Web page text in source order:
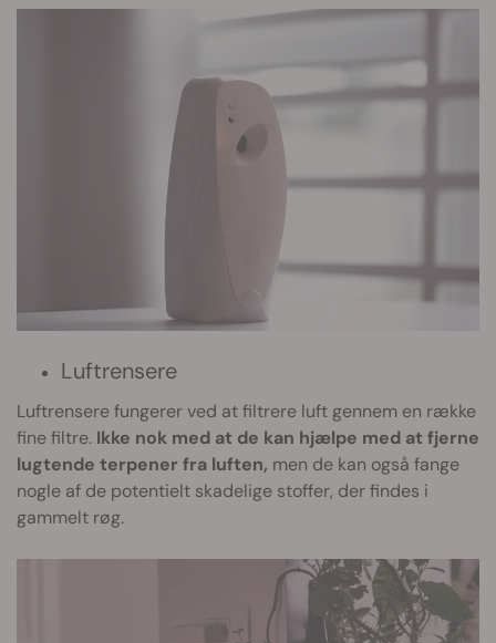
Luftrensere
Luftrensere fungerer ved at filtrere luft gennem en række
fine filtre. Ikke nok med at de kan hjælpe med at fjerne
lugtende terpener fra luften, men de kan også fange
nogle af de potentielt skadelige stoffer, der findes i
gammelt røg.